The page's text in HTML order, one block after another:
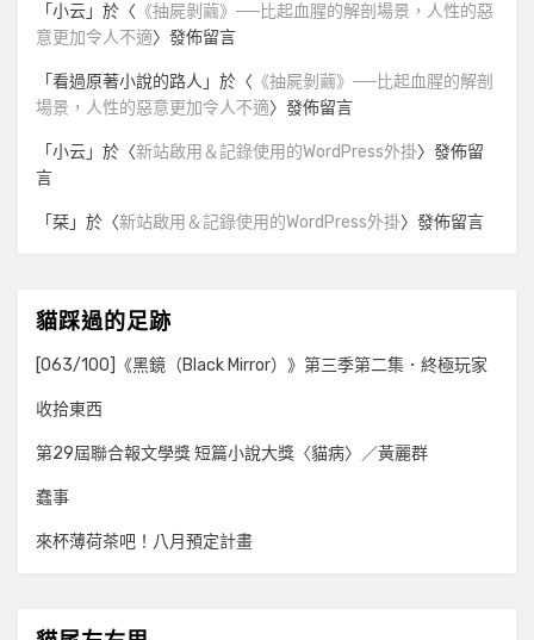
「小云」於〈 《抽屍剝繭》──比起血腥的解剖場景，人性的惡
意更加令人不適〉發佈留言
「看過原著小說的路人 」於〈 《抽屍剝繭》──比起血腥的解剖
場景，人性的惡意更加令人不適〉發佈留言
「小云」於〈新站啟用＆記錄使用的WordPress外掛〉發佈留
言
「栞」於〈新站啟用＆記錄使用的WordPress外掛〉發佈留言
貓踩過的足跡
[063/100]《黑鏡（Black Mirror）》第三季第二集．終極玩家
收拾東西
第29屆聯合報文學獎 短篇小說大獎〈貓病〉／黃麗群
蠢事
來杯薄荷茶吧！八月預定計畫